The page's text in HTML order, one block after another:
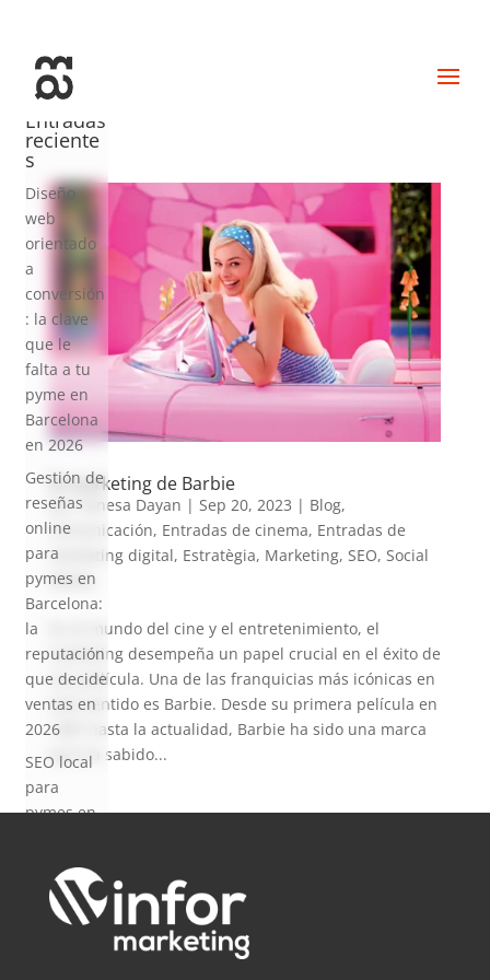
El marketing de Barbie
porVanesa Dayan | Sep 20, 2023 | Blog,
Comunicación, Entradas de cinema, Entradas de
marketing digital, Estratègia, Marketing, SEO, Social
Media
En el mundo del cine y el entretenimiento, el
marketing desempeña un papel crucial en el éxito de
una película. Una de las franquicias más icónicas en
este sentido es Barbie. Desde su primera película en
1987 hasta la actualidad, Barbie ha sido una marca
que ha sabido...
Entradas
reciente
s
Diseño
web
orientado
a
conversión
: la clave
que le
falta a tu
pyme en
Barcelona
en 2026
Gestión de
reseñas
online
para
pymes en
Barcelona:
la
reputación
que decide
ventas en
2026
SEO local
para
pymes en
aparecer
en Google